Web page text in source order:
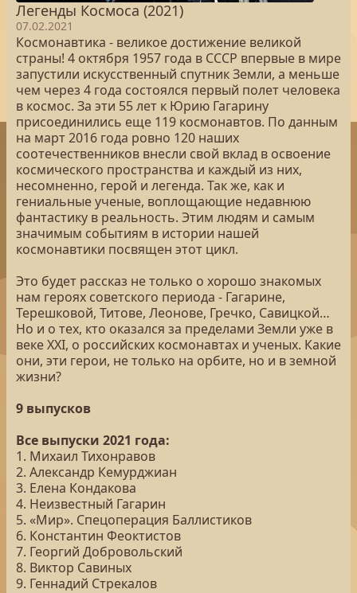
Легенды Космоса (2021)
07.02.2021
Космонавтика - великое достижение великой
страны! 4 октября 1957 года в СССР впервые в мире
запустили искусственный спутник Земли, а меньше
чем через 4 года состоялся первый полет человека
в космос. За эти 55 лет к Юрию Гагарину
присоединились еще 119 космонавтов. По данным
на март 2016 года ровно 120 наших
соотечественников внесли свой вклад в освоение
космического пространства и каждый из них,
несомненно, герой и легенда. Так же, как и
гениальные ученые, воплощающие недавнюю
фантастику в реальность. Этим людям и самым
значимым событиям в истории нашей
космонавтики посвящен этот цикл.
Это будет рассказ не только о хорошо знакомых
нам героях советского периода - Гагарине,
Терешковой, Титове, Леонове, Гречко, Савицкой…
Но и о тех, кто оказался за пределами Земли уже в
веке XXI, о российских космонавтах и ученых. Какие
они, эти герои, не только на орбите, но и в земной
жизни?
9 выпусков
Все выпуски 2021 года:
1. Михаил Тихонравов
2. Александр Кемурджиан
3. Елена Кондакова
4. Неизвестный Гагарин
5. «Мир». Спецоперация Баллистиков
6. Константин Феоктистов
7. Георгий Добровольский
8. Виктор Савиных
9. Геннадий Стрекалов